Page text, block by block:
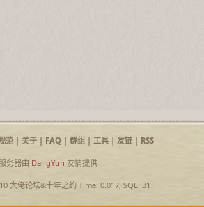
范| 关于| FAQ| 群组| 工具| 友链| RSS
务器由 DangYun 友情提供
大佬论坛&十年之约Time: 0.017, SQL: 31